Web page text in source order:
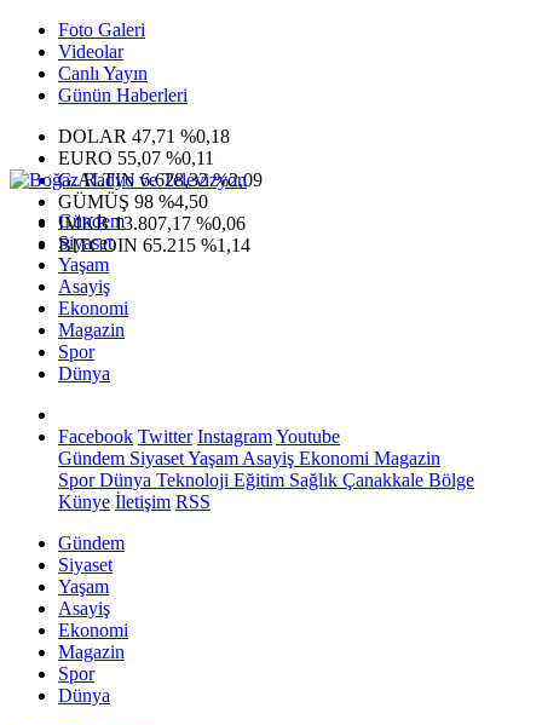
Foto Galeri
Videolar
Canlı Yayın
Günün Haberleri
DOLAR 47,71 %0,18
EURO 55,07 %0,11
G.ALTIN6.628,32 %2,09
GÜMÜŞ 98 %4,50
IMKB13.807,17 %0,06
BITCOIN 65.215 %1,14
Gündem
Siyaset
Yaşam
Asayiş
Ekonomi
Magazin
Spor
Dünya
Facebook Twitter InstagramYoutube
Gündem SiyasetYaşam Asayiş Ekonomi Magazin
SporDünya Teknoloji Eğitim Sağlık Çanakkale Bölge
Künye İletişim RSS
Gündem
Siyaset
Yaşam
Asayiş
Ekonomi
Magazin
Spor
Dünya